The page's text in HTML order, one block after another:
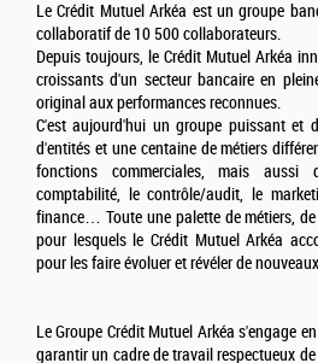
Le Crédit Mutuel Arkéa est un groupe
collaboratif de 10 500 collaborateurs.
Depuis toujours, le Crédit Mutuel Arkéa
croissants d'un secteur bancaire en
original aux performances reconnues.
C'est aujourd'hui un groupe puissant et
d'entités et une centaine de métiers
fonctions commerciales, mais
comptabilité, le contrôle/audit, le
finance… Toute une palette de métiers,
pour lesquels le Crédit Mutuel Arkéa
pour les faire évoluer et révéler de
Le Groupe Crédit Mutuel Arkéa s'engage
garantir un cadre de travail respectueux